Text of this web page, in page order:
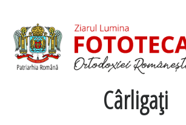
Cârligaţi